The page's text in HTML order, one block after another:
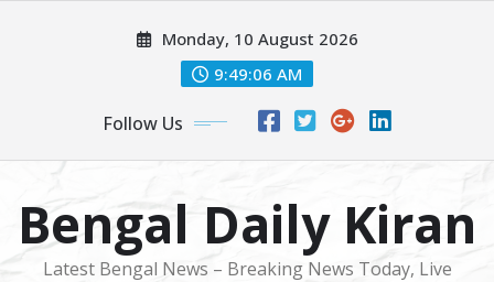
Monday, 10 August 2026
9:49:08 AM
Follow Us
Bengal Daily Kiran
Latest Bengal News – Breaking News Today, Live